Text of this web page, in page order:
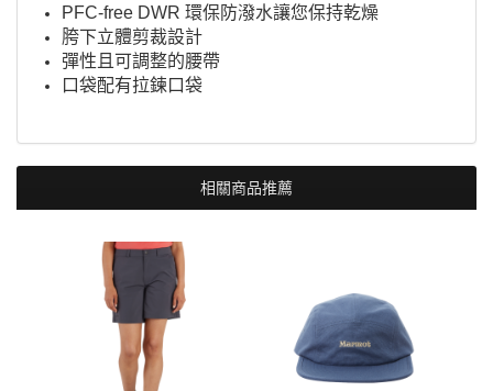
PFC-free DWR 環保防潑水讓您保持乾燥
胯下立體剪裁設計
彈性且可調整的腰帶
口袋配有拉鍊口袋
相關商品推薦